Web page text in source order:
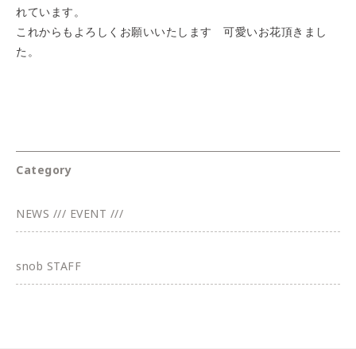
れています。
これからもよろしくお願いいたします 可愛いお花頂きまし
た。
Category
NEWS /// EVENT ///
snob STAFF